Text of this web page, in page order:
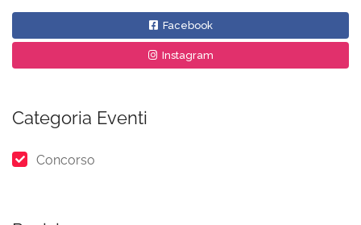
Facebook
Instagram
Categoria Eventi
Concorso